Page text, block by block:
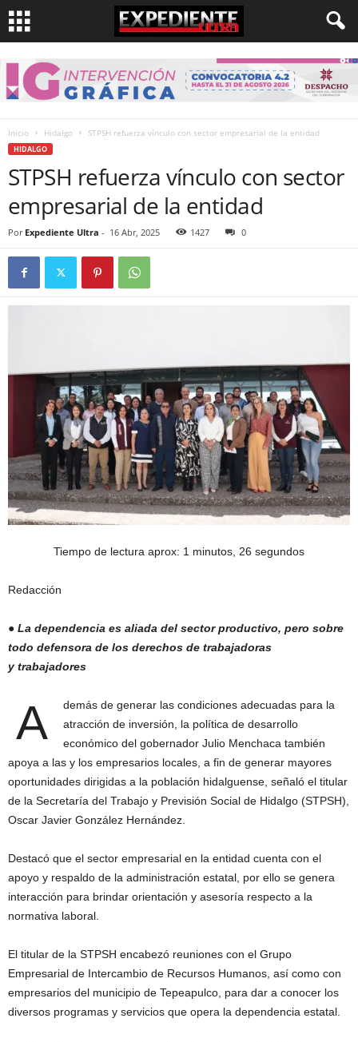
Inicio Hidalgo STPSH refuerza vínculo con sector empresarial de la entidad
HIDALGO
STPSH refuerza vínculo con sector
empresarial de la entidad
Por Expediente Ultra - 16 Abr, 2025 1427 0
Tiempo de lectura aprox: 1 minutos, 26 segundos
Redacción
● La dependencia es aliada del sector productivo, pero sobre
todo defensora de los derechos de trabajadoras
y trabajadores
A
demás de generar las condiciones adecuadas para la
atracción de inversión, la política de desarrollo
económico del gobernador Julio Menchaca también
apoya a las y los empresarios locales, a fin de generar mayores
oportunidades dirigidas a la población hidalguense, señaló el titular
de la Secretaría del Trabajo y Previsión Social de Hidalgo (STPSH),
Oscar Javier González Hernández.
Destacó que el sector empresarial en la entidad cuenta con el
apoyo y respaldo de la administración estatal, por ello se genera
interacción para brindar orientación y asesoría respecto a la
normativa laboral.
El titular de la STPSH encabezó reuniones con el Grupo
Empresarial de Intercambio de Recursos Humanos, así como con
empresarios del municipio de Tepeapulco, para dar a conocer los
diversos programas y servicios que opera la dependencia estatal.